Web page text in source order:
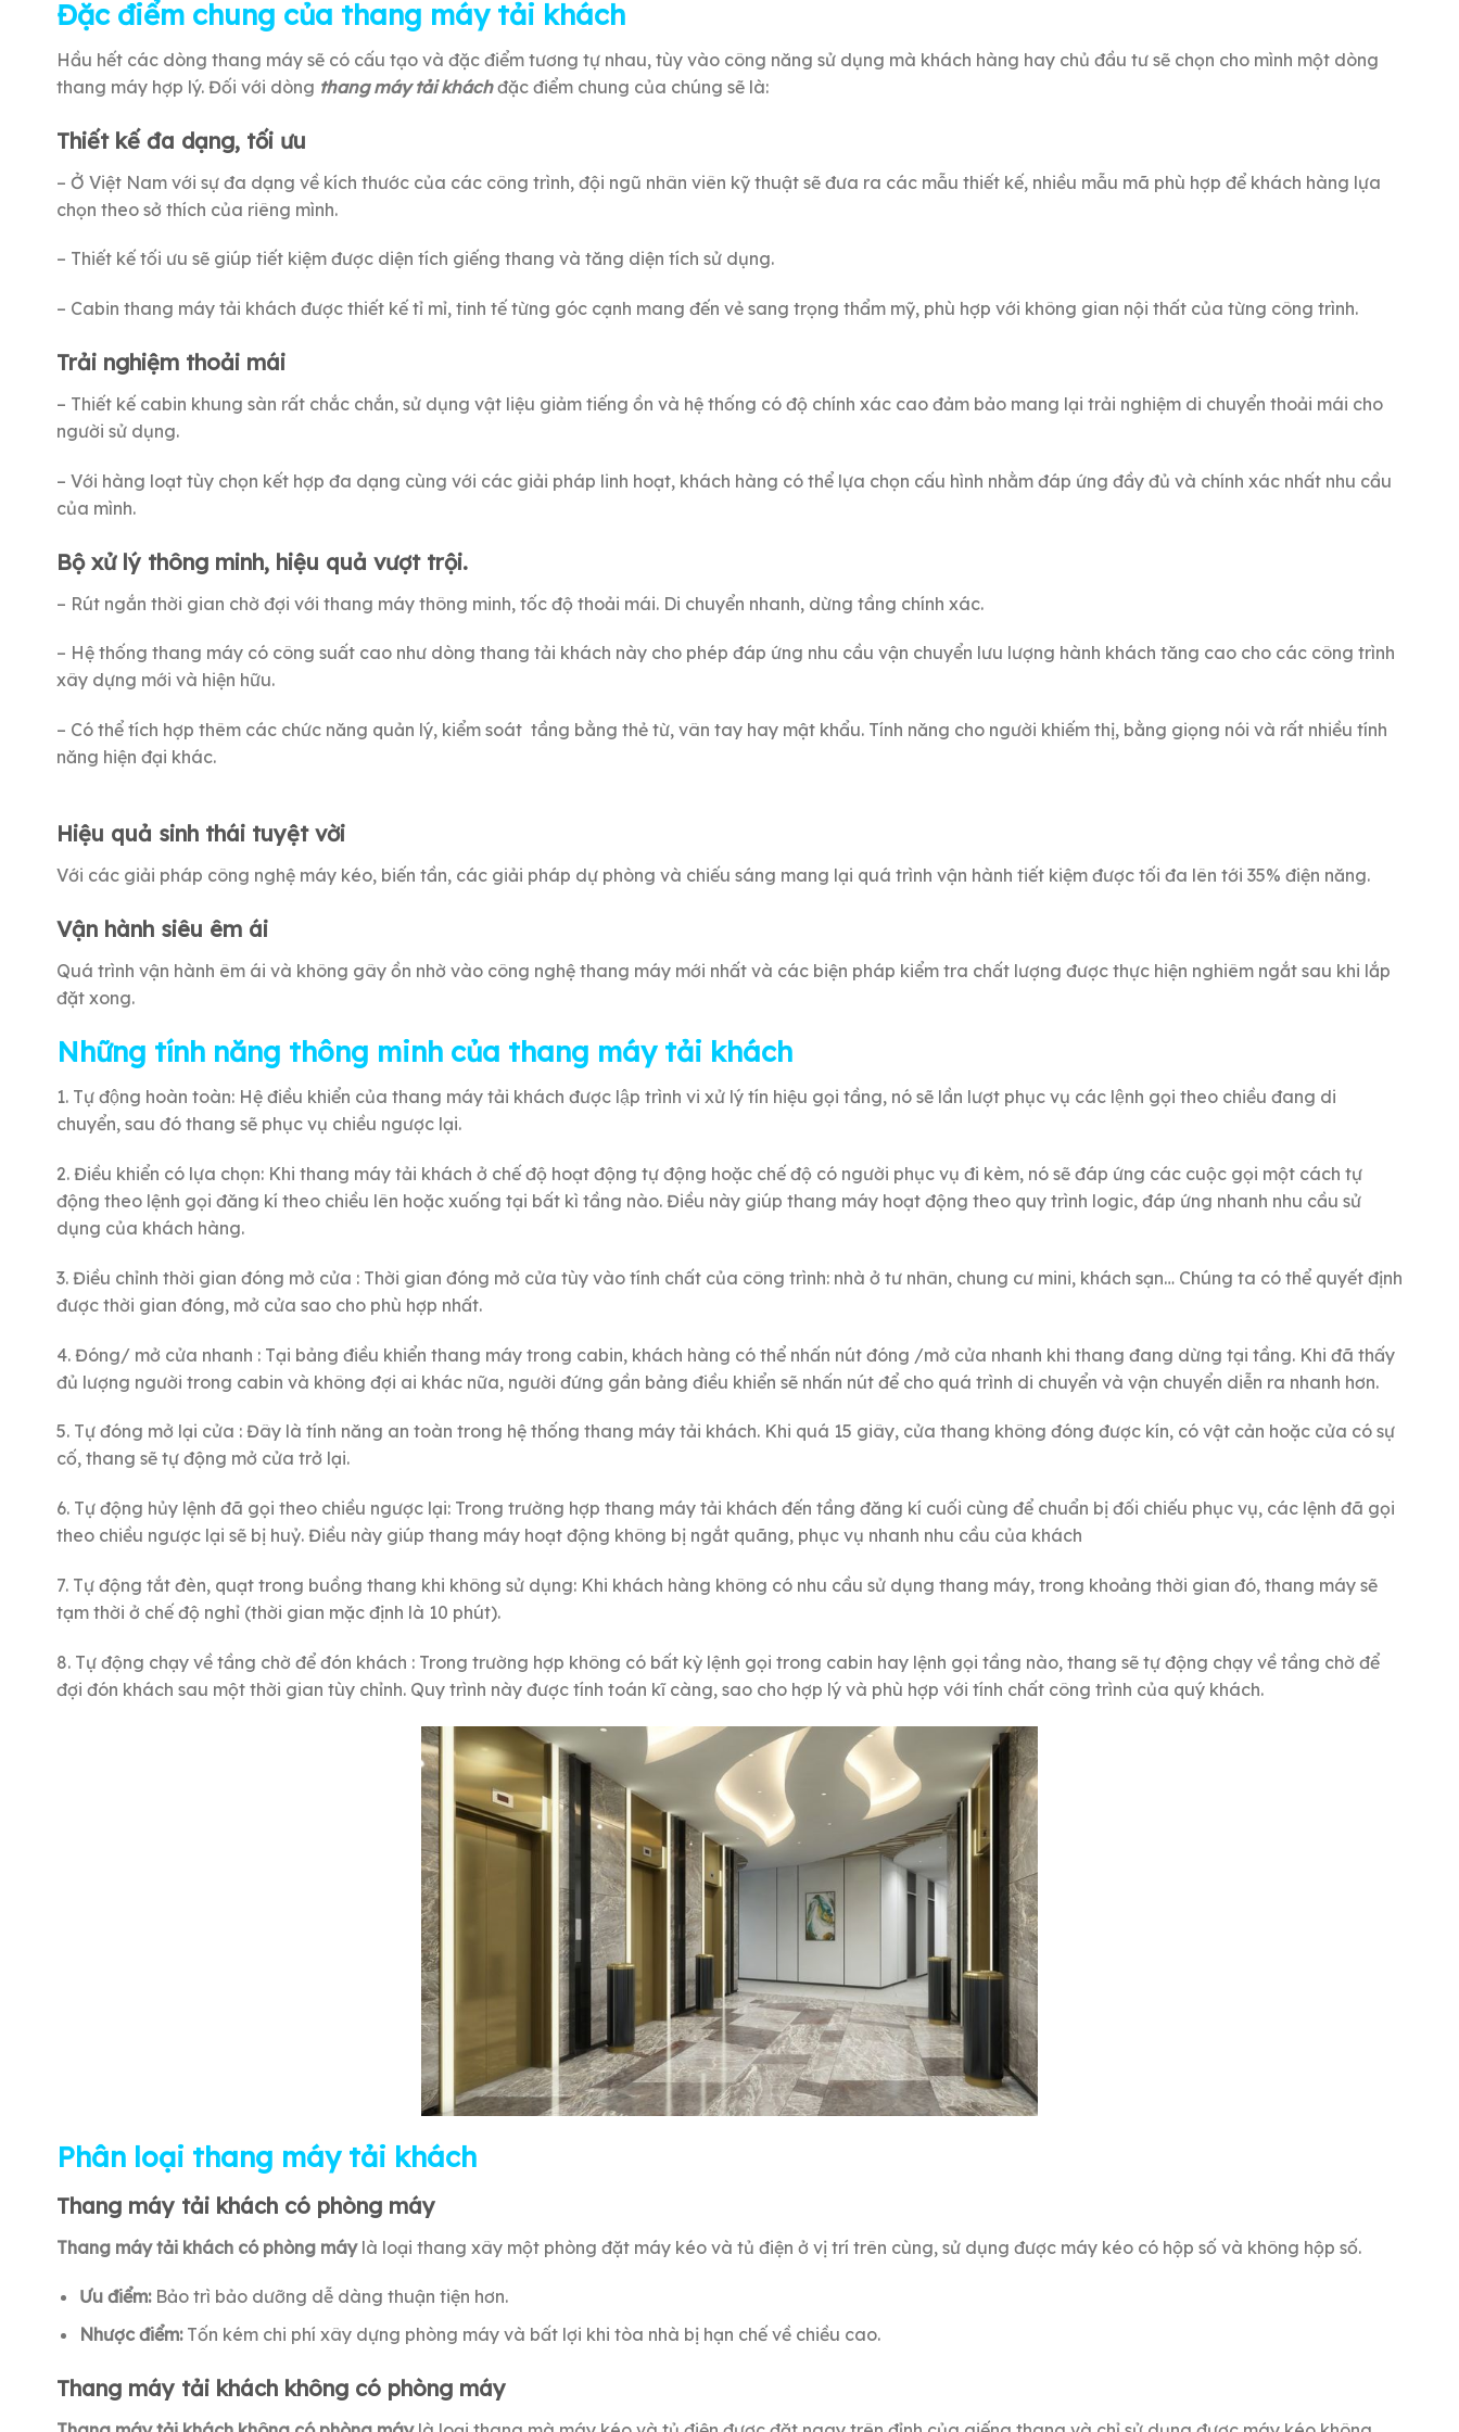
Đặc điểm chung của thang máy tải khách
Hầu hết các dòng thang máy sẽ có cấu tạo và đặc điểm tương tự nhau, tùy vào công năng sử dụng mà khách hàng hay chủ đầu tư sẽ chọn cho mình một dòng
thang máy hợp lý. Đối với dòng thang máy tải kháchđặc điểm chung của chúng sẽ là:
Thiết kế đa dạng, tối ưu
– Ở Việt Nam với sự đa dạng về kích thước của các công trình, đội ngũ nhân viên kỹ thuật sẽ đưa ra các mẫu thiết kế, nhiều mẫu mã phù hợp để khách hàng lựa
chọn theo sở thích của riêng mình.
– Thiết kế tối ưu sẽ giúp tiết kiệm được diện tích giếng thang và tăng diện tích sử dụng.
– Cabin thang máy tải khách được thiết kế tỉ mỉ, tinh tế từng góc cạnh mang đến vẻ sang trọng thẩm mỹ, phù hợp với không gian nội thất của từng công trình.
Trải nghiệm thoải mái
– Thiết kế cabin khung sàn rất chắc chắn, sử dụng vật liệu giảm tiếng ồn và hệ thống có độ chính xác cao đảm bảo mang lại trải nghiệm di chuyển thoải mái cho
người sử dụng.
– Với hàng loạt tùy chọn kết hợp đa dạng cùng với các giải pháp linh hoạt, khách hàng có thể lựa chọn cấu hình nhằm đáp ứng đầy đủ và chính xác nhất nhu cầu
của mình.
Bộ xử lý thông minh, hiệu quả vượt trội.
– Rút ngắn thời gian chờ đợi với thang máy thông minh, tốc độ thoải mái. Di chuyển nhanh, dừng tầng chính xác.
– Hệ thống thang máy có công suất cao như dòng thang tải khách này cho phép đáp ứng nhu cầu vận chuyển lưu lượng hành khách tăng cao cho các công trình
xây dựng mới và hiện hữu.
– Có thể tích hợp thêm các chức năng quản lý, kiểm soát tầng bằng thẻ từ, vân tay hay mật khẩu. Tính năng cho người khiếm thị, bằng giọng nói và rất nhiều tính
năng hiện đại khác.
Hiệu quả sinh thái tuyệt vời
Với các giải pháp công nghệ máy kéo, biến tần, các giải pháp dự phòng và chiếu sáng mang lại quá trình vận hành tiết kiệm được tối đa lên tới 35% điện năng.
Vận hành siêu êm ái
Quá trình vận hành êm ái và không gây ồn nhờ vào công nghệ thang máy mới nhất và các biện pháp kiểm tra chất lượng được thực hiện nghiêm ngắt sau khi lắp
đặt xong.
Những tính năng thông minh của thang máy tải khách
1. Tự động hoàn toàn: Hệ điều khiển của thang máy tải khách được lập trình vi xử lý tín hiệu gọi tầng, nó sẽ lần lượt phục vụ các lệnh gọi theo chiều đang di
chuyển, sau đó thang sẽ phục vụ chiều ngược lại.
2. Điều khiển có lựa chọn: Khi thang máy tải khách ở chế độ hoạt động tự động hoặc chế độ có người phục vụ đi kèm, nó sẽ đáp ứng các cuộc gọi một cách tự
động theo lệnh gọi đăng kí theo chiều lên hoặc xuống tại bất kì tầng nào. Điều này giúp thang máy hoạt động theo quy trình logic, đáp ứng nhanh nhu cầu sử
dụng của khách hàng.
3. Điều chỉnh thời gian đóng mở cửa : Thời gian đóng mở cửa tùy vào tính chất của công trình: nhà ở tư nhân, chung cư mini, khách sạn… Chúng ta có thể quyết định
được thời gian đóng, mở cửa sao cho phù hợp nhất.
4. Đóng/ mở cửa nhanh : Tại bảng điều khiển thang máy trong cabin, khách hàng có thể nhấn nút đóng /mở cửa nhanh khi thang đang dừng tại tầng. Khi đã thấy
đủ lượng người trong cabin và không đợi ai khác nữa, người đứng gần bảng điều khiển sẽ nhấn nút để cho quá trình di chuyển và vận chuyển diễn ra nhanh hơn.
5. Tự đóng mở lại cửa : Đây là tính năng an toàn trong hệ thống thang máy tải khách. Khi quá 15 giây, cửa thang không đóng được kín, có vật cản hoặc cửa có sự
cố, thang sẽ tự động mở cửa trở lại.
6. Tự động hủy lệnh đã gọi theo chiều ngược lại: Trong trường hợp thang máy tải khách đến tầng đăng kí cuối cùng để chuẩn bị đối chiếu phục vụ, các lệnh đã gọi
theo chiều ngược lại sẽ bị huỷ. Điều này giúp thang máy hoạt động không bị ngắt quãng, phục vụ nhanh nhu cầu của khách
7. Tự động tắt đèn, quạt trong buồng thang khi không sử dụng: Khi khách hàng không có nhu cầu sử dụng thang máy, trong khoảng thời gian đó, thang máy sẽ
tạm thời ở chế độ nghỉ (thời gian mặc định là 10 phút).
8. Tự động chạy về tầng chờ để đón khách : Trong trường hợp không có bất kỳ lệnh gọi trong cabin hay lệnh gọi tầng nào, thang sẽ tự động chạy về tầng chờ để
đợi đón khách sau một thời gian tùy chỉnh. Quy trình này được tính toán kĩ càng, sao cho hợp lý và phù hợp với tính chất công trình của quý khách.
Phân loại thang máy tải khách
Thang máy tải khách có phòng máy
Thang máy tải khách có phòng máy là loại thang xây một phòng đặt máy kéo và tủ điện ở vị trí trên cùng, sử dụng được máy kéo có hộp số và không hộp số.
Ưu điểm:Bảo trì bảo dưỡng dễ dàng thuận tiện hơn.
Nhược điểm:Tốn kém chi phí xây dựng phòng máy và bất lợi khi tòa nhà bị hạn chế về chiều cao.
Thang máy tải khách không có phòng máy